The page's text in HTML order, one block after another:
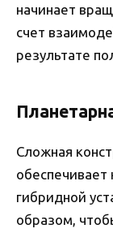
начинает
счет
результате
Сложная
обеспечивает
гибридной
образом,